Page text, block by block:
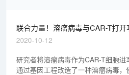
联合力量！溶瘤病毒与CAR-T打
路
2020-10-12
研究者将溶瘤病毒作为CAR-T细胞进
通过基因工程改造了一种溶瘤病毒